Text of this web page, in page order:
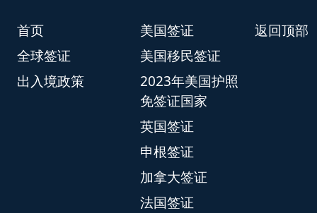
返回顶部
首页
全球签证
出入境政策
美国签证
美国移民签证
2023年美国护照
免签证国家
英国签证
申根签证
加拿大签证
法国签证